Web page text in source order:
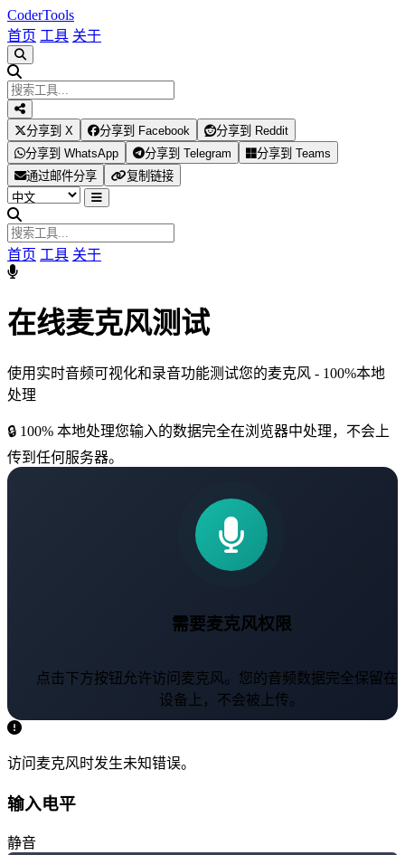
CoderTools
首页 工具 关于
分享到 X 分享到 Facebook
分享到 Reddit
分享到 WhatsApp
分享到 Telegram
分享到 Teams
通过邮件分享
复制链接
首页 工具 关于
在线麦克风测试
使用实时音频可视化和录音功能测试您的麦克风 - 100%本地
处理
🔒 100% 本地处理您输入的数据完全在浏览器中处理，不会上
传到任何服务器。
需要麦克风权限
点击下方按钮允许访问麦克风。您的音频数据完全保留在
设备上，不会被上传。
访问麦克风时发生未知错误。
输入电平
静音